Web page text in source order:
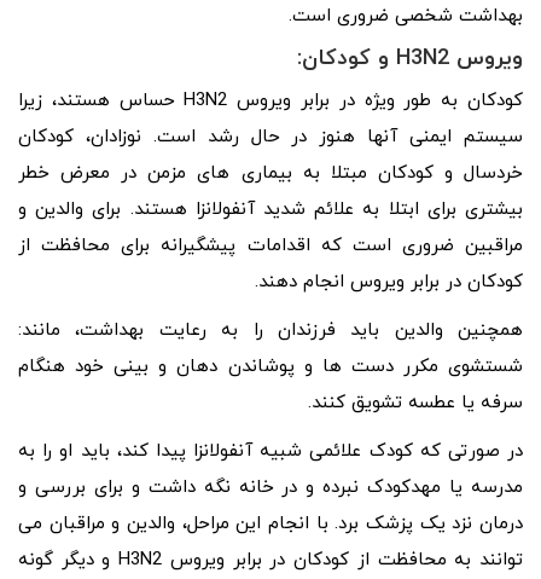
بهداشت شخصی ضروری است.
ویروس H3N2 و کودکان:
کودکان به طور ویژه در برابر ویروس H3N2 حساس هستند، زیرا
سیستم ایمنی آنها هنوز در حال رشد است. نوزادان، کودکان
خردسال و کودکان مبتلا به بیماری های مزمن در معرض خطر
بیشتری برای ابتلا به علائم شدید آنفولانزا هستند. برای والدین و
مراقبین ضروری است که اقدامات پیشگیرانه برای محافظت از
کودکان در برابر ویروس انجام دهند.
همچنین والدین باید فرزندان را به رعایت بهداشت، مانند:
شستشوی مکرر دست ها و پوشاندن دهان و بینی خود هنگام
سرفه یا عطسه تشویق کنند.
در صورتی که کودک علائمی شبیه آنفولانزا پیدا کند، باید او را به
مدرسه یا مهدکودک نبرده و در خانه نگه داشت و برای بررسی و
درمان نزد یک پزشک برد. با انجام این مراحل، والدین و مراقبان می
توانند به محافظت از کودکان در برابر ویروس H3N2 و دیگر گونه